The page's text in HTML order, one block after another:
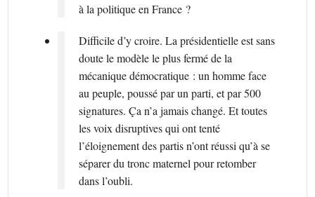
à la politique en France ?
Difficile d’y croire. La présidentielle est sans
doute le modèle le plus fermé de la
mécanique démocratique : un homme face
au peuple, poussé par un parti, et par 500
signatures. Ça n’a jamais changé. Et toutes
les voix disruptives qui ont tenté
l’éloignement des partis n’ont réussi qu’à se
séparer du tronc maternel pour retomber
dans l’oubli.